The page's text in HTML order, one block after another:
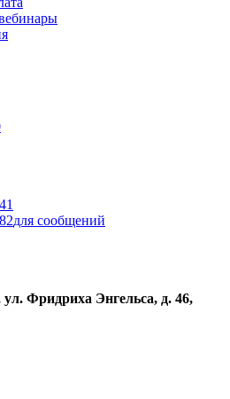
для сообщений
Фридриха Энгельса, д. 46,